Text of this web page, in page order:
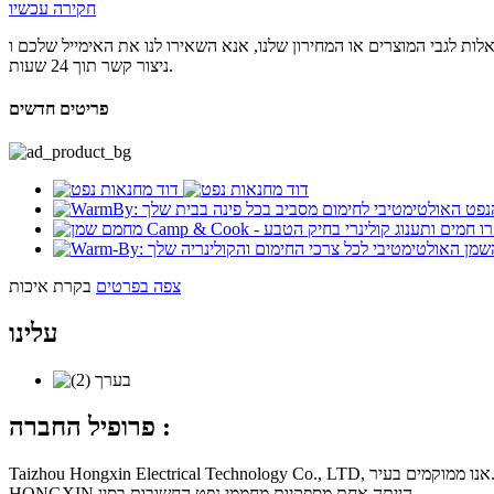
חקירה עכשיו
לגבי המוצרים או המחירון שלנו, אנא השאירו לנו את האימייל שלכם ו
ניצור קשר תוך 24 שעות.
פריטים חדשים
צפה בפרטים בקרת איכות
עלינו
פרופיל החברה :
Taizhou Hongxin Electrical Technology Co., LTD, היא מקצועית בקו מוצרי החימום.אנו ממוקמים בעיר Taizhou שהיא אחד מבסיס היצוא של מוצרים אלקטרוניים בסין.עם יותר מ-20 שנות ניסיון בתכנון ומחקר,